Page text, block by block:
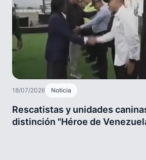
18/07/2026 Noticia
Rescatistas y unidades
distinción "Héroe de